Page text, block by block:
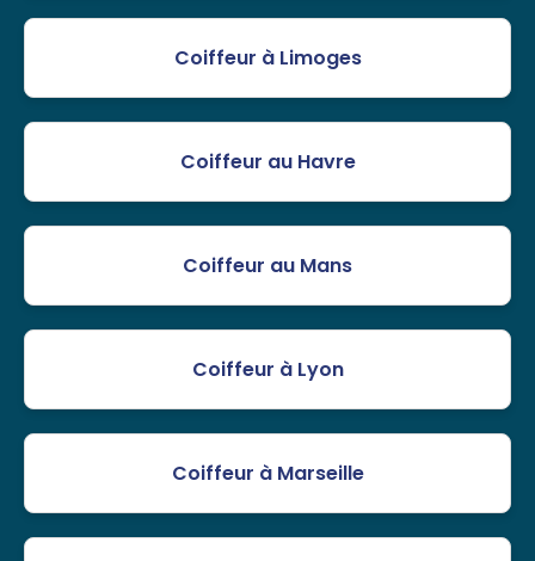
Coiffeur à Limoges
Coiffeur au Havre
Coiffeur au Mans
Coiffeur à Lyon
Coiffeur à Marseille